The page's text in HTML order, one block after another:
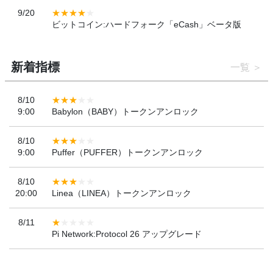
9/20
ビットコイン:ハードフォーク「eCash」ベータ版
新着指標 一覧
8/10
9:00
Babylon（BABY）トークンアンロック
8/10
9:00
Puffer（PUFFER）トークンアンロック
8/10
20:00
Linea（LINEA）トークンアンロック
8/11
Pi Network:Protocol 26 アップグレード